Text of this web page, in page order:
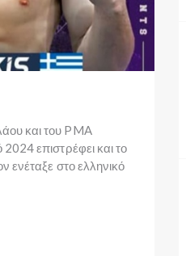
και του PMA
επιστρέφει και το
ενέταξε στο ελληνικό